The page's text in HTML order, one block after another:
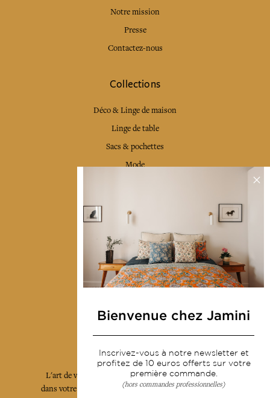
Notre mission
Presse
Contactez-nous
Collections
Déco & Linge de maison
Linge de table
Sacs & pochettes
Mode
Livraison & retour
CGV
Devenir revendeur
Notre communauté
L'art de vivre JAMINI raconté avec poésie et élégance
dans votre boîte mail. Inscrivez vous à notre newsletter
Bienvenue chez Jamini
Inscrivez-vous à notre newsletter et
profitez de 10 euros offerts sur votre
première commande.
(hors commandes professionnelles)